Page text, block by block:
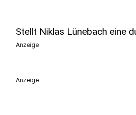
Stellt Niklas Lünebach eine
Anzeige
Anzeige